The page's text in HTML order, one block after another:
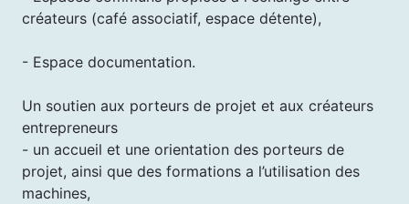
créateurs (café associatif, espace détente),
- Espace documentation.
Un soutien aux porteurs de projet et aux créateurs
entrepreneurs
- un accueil et une orientation des porteurs de
projet, ainsi que des formations a l’utilisation des
machines,